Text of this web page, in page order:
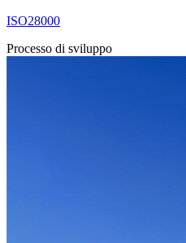
ISO28000
Processo di sviluppo